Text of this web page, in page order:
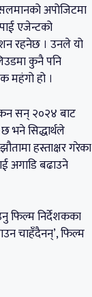
अपोजिटमा
एजेन्टको
रहनेछ । उनले यो
कुनै पनि
महंगो हो ।
सन् २०२४ बाट
सिद्धार्थले
हस्ताक्षर गरेका
अगाडि बढाउने
फिल्म निर्देशकका
चाहँदैनन्’, फिल्म